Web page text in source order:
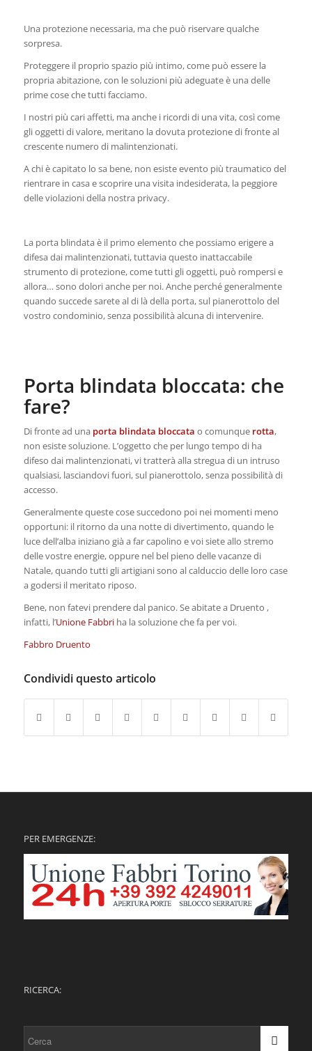
Una protezione necessaria, ma che può riservare qualche
sorpresa.
Proteggere il proprio spazio più intimo, come può essere la
propria abitazione, con le soluzioni più adeguate è una delle
prime cose che tutti facciamo.
I nostri più cari affetti, ma anche i ricordi di una vita, così come
gli oggetti di valore, meritano la dovuta protezione di fronte al
crescente numero di malintenzionati.
A chi è capitato lo sa bene, non esiste evento più traumatico del
rientrare in casa e scoprire una visita indesiderata, la peggiore
delle violazioni della nostra privacy.
La porta blindata è il primo elemento che possiamo erigere a
difesa dai malintenzionati, tuttavia questo inattaccabile
strumento di protezione, come tutti gli oggetti, può rompersi e
allora… sono dolori anche per noi. Anche perché generalmente
quando succede sarete al di là della porta, sul pianerottolo del
vostro condominio, senza possibilità alcuna di intervenire.
Porta blindata bloccata: che
fare?
Di fronte ad una porta blindata bloccata o comunque rotta,
non esiste soluzione. L’oggetto che per lungo tempo di ha
difeso dai malintenzionati, vi tratterà alla stregua di un intruso
qualsiasi, lasciandovi fuori, sul pianerottolo, senza possibilità di
accesso.
Generalmente queste cose succedono poi nei momenti meno
opportuni: il ritorno da una notte di divertimento, quando le
luce dell’alba iniziano già a far capolino e voi siete allo stremo
delle vostre energie, oppure nel bel pieno delle vacanze di
Natale, quando tutti gli artigiani sono al calduccio delle loro case
a godersi il meritato riposo.
Bene, non fatevi prendere dal panico. Se abitate a Druento ,
infatti, l’Unione Fabbriha la soluzione che fa per voi.
Fabbro Druento
Condividi questo articolo
PER EMERGENZE:
RICERCA: